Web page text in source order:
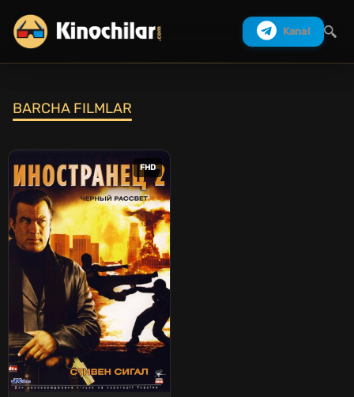
Kanal
BARCHA FILMLAR
FHD